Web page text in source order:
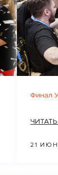
Финал
21